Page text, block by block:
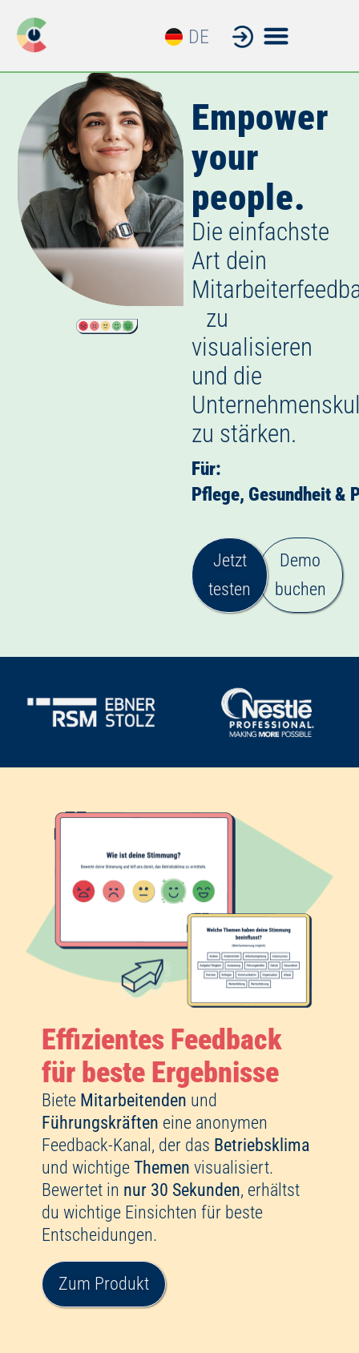
DE
FR
Empower
your
people.
Die einfachste
Art dein
zu
visualisieren
und die
zu stärken.
Für:
Jetzt
testen
Demo
buchen
Effizientes Feedback
für beste Ergebnisse
Biete Mitarbeitenden und
Führungskräfteneine anonymen
Feedback-Kanal, der dasBetriebsklima
und wichtigeThemenvisualisiert.
Bewertet innur 30 Sekunden, erhältst
du wichtige Einsichten für beste
Entscheidungen.
Zum Produkt